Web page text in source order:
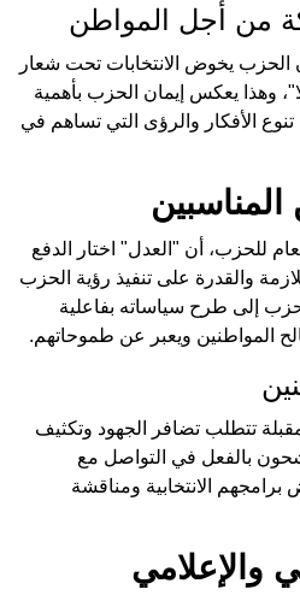
من أجل المواطن
الحزب يخوض الانتخابات تحت شعار
وهذا يعكس إيمان الحزب بأهمية
الأفكار والرؤى التي تساهم في
المناسبين
للحزب، أن "العدل" اختار الدفع
والقدرة على تنفيذ رؤية الحزب
إلى طرح سياساته بفاعلية
المواطنين ويعبر عن طموحاتهم.
تتطلب تضافر الجهود وتكثيف
بالفعل في التواصل مع
الانتخابية ومناقشة
والإعلامي